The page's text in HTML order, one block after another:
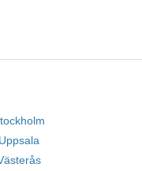
Uppsala